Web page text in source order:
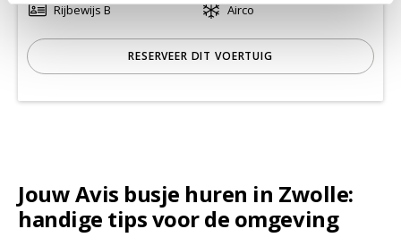
Rijbewijs B
Airco
RESERVEER DIT VOERTUIG
Jouw Avis busje huren in Zwolle:
handige tips voor de omgeving